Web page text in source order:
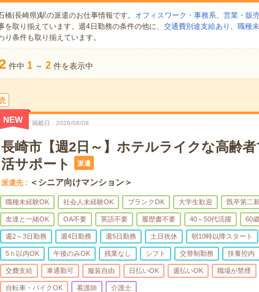
橋(長崎県)駅の派遣のお仕事情報です。 オフィスワーク・事務系、 営業・販
を取り揃えています。週4日勤務の条件の他に、 交通費別途支給あり 、 職種
り条件も取り揃えています。
件中 1 ～ 2 件を表示中
NEW 掲載日 2026/08/08
長崎市【週2日～】ホテルライクな高齢
活サポート
派遣
派遣先 ＜シニア向けマンション＞
職種未経験OK 社会人未経験OK ブランクOK 大学生歓迎 既卒第二
友達と一緒OK OA不要 英語不要 履歴書不要 40～50代活躍 60
週2～3日勤務 週4日勤務 週5日勤務 土日祝休 朝10時以降スタート
5ｈ以内OK 午後のみOK 残業なし シフト 交替制勤務 扶養控内
交費支給 車通勤可 服装自由 日払いOK 週払いOK 職場が禁煙
自転車・バイクOK 看護師 介護士